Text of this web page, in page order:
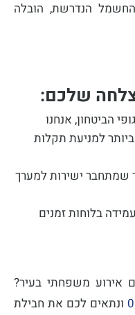
הנדרשת, הובלה
שלכם:
הביטחון, אנחנו
למניעת תקלות
שמתחבר ישירות למערך
בלוחות זמנים
אירוע משפחתי בעיר?
ונתאים לכם את חבילת